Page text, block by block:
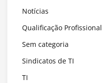
Notícias
Qualificação Profissional
Sem categoria
Sindicatos de TI
TI